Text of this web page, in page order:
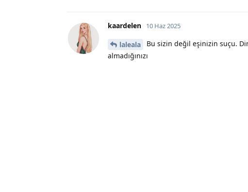
kaardelen 10 Haz 2025
laleala
Bu sizin değil eşinizin suçu.
almadığınızı